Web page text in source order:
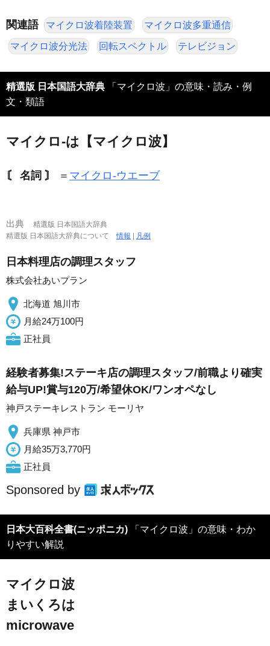
関連語 マイクロ波着陸装置 マイクロ波多重通信
マイクロ波分光法 回転スペクトル テレビジョン
精選版 日本国語大辞典 「マイクロ波」の意味・読み・例
文・類語
マイクロ‐は【マイクロ波】
〘 名詞 〙 ＝ マイクロ‐ウエーブ
出典
精選版 日本国語大辞典
精選版 日本国語大辞典について情報 | 凡例
日本料理店の調理スタッフ
株式会社あいプラン
北海道 旭川市
月給24万100円
正社員
経験者募集!ステーキ店の調理スタッフ/前職より確実
給与UP!賞与120万/希望休OK/ワンオペなし
神戸ステーキレストラン モーリヤ
兵庫県 神戸市
月給35万3,770円
正社員
Sponsored by
日本大百科全書(ニッポニカ) 「マイクロ波」の意味・わか
りやすい解説
マイクロ波
まいくろは
microwave